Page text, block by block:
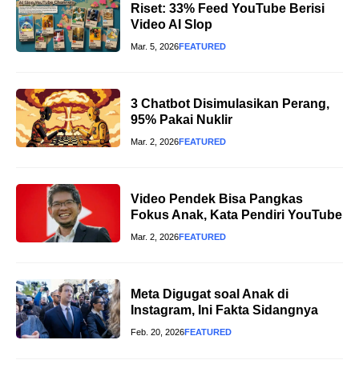
Riset: 33% Feed YouTube Berisi
Video AI Slop
Mar. 5, 2026FEATURED
3 Chatbot Disimulasikan Perang,
95% Pakai Nuklir
Mar. 2, 2026FEATURED
Video Pendek Bisa Pangkas
Fokus Anak, Kata Pendiri YouTube
Mar. 2, 2026FEATURED
Meta Digugat soal Anak di
Instagram, Ini Fakta Sidangnya
Feb. 20, 2026FEATURED